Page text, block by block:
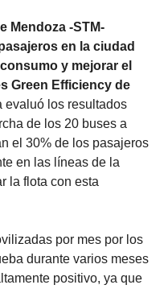
Mendoza -STM-
en la ciudad
y mejorar el
Green Efficiency de
evaluó los resultados
de los 20 buses a
el 30% de los pasajeros
en las líneas de la
la flota con esta
por mes por los
durante varios meses
positivo, ya que